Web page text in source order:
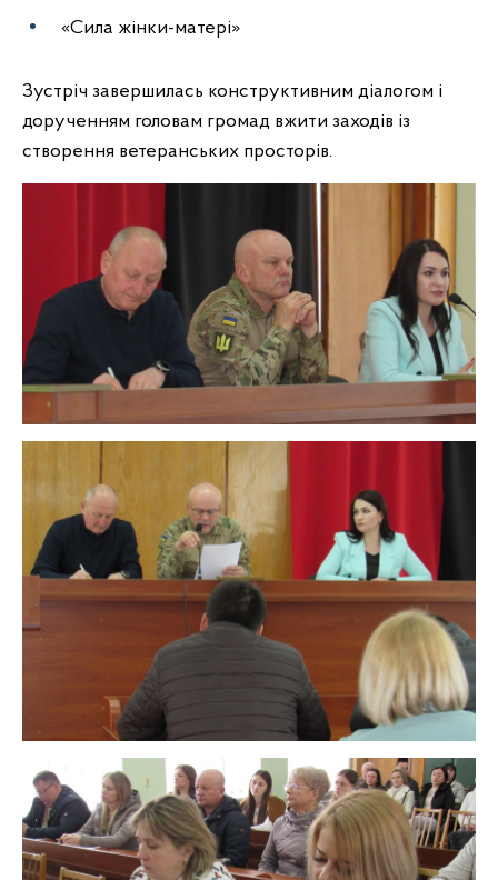
«Сила жінки-матері»
Зустріч завершилась конструктивним діалогом і
дорученням головам громад вжити заходів із
створення ветеранських просторів.